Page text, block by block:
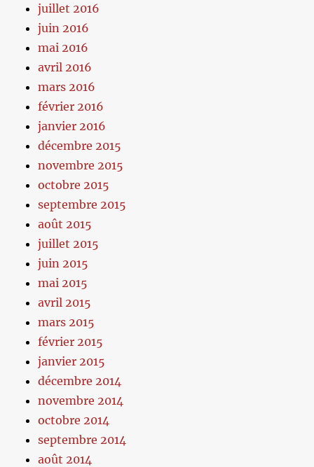
juillet 2016
juin 2016
mai 2016
avril 2016
mars 2016
février 2016
janvier 2016
décembre 2015
novembre 2015
octobre 2015
septembre 2015
août 2015
juillet 2015
juin 2015
mai 2015
avril 2015
mars 2015
février 2015
janvier 2015
décembre 2014
novembre 2014
octobre 2014
septembre 2014
août 2014